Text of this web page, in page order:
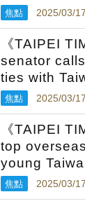
焦點 2025/03/17
《TAIPEI
senator
ties with
焦點 2025/03/17
《TAIPEI
top
young
焦點 2025/03/17